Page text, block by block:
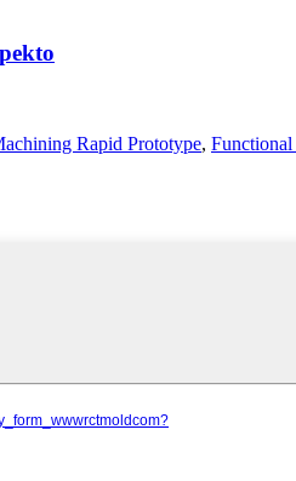
Rapid Prototype, Functional